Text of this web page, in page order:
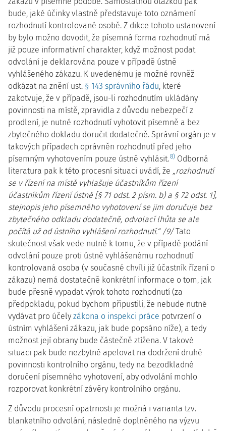
bude, jaké účinky vlastně představuje toto oznámení
rozhodnutí kontrolované osobě. Z dikce tohoto ustanovení
by bylo možno dovodit, že písemná forma rozhodnutí má
již pouze informativní charakter, když možnost podat
odvolání je deklarována pouze v případě ústně
vyhlášeného zákazu. K uvedenému je možné rovněž
odkázat na znění ust. § 143 správního řádu, které
zakotvuje, že v případě, jsou-li rozhodnutím ukládány
povinnosti na místě, zpravidla z důvodu nebezpečí z
prodlení, je nutné rozhodnutí vyhotovit písemně a bez
zbytečného dokladu doručit dodatečně. Správní orgán je v
takových případech oprávněn rozhodnutí před jeho
písemným vyhotovením pouze ústně vyhlásit.8) Odborná
literatura pak k této procesní situaci uvádí, že „rozhodnutí
se v řízení na místě vyhlašuje účastníkům řízení
účastníkům řízení ústně [§ 71 odst. 2 písm. b) a § 72 odst. 1],
stejnopis jeho písemného vyhotovení se jim doručuje bez
zbytečného odkladu dodatečně, odvolací lhůta se ale
počítá už od ústního vyhlášení rozhodnutí.“ /9/Tato
skutečnost však vede nutně k tomu, že v případě podání
odvolání pouze proti ústně vyhlášenému rozhodnutí
kontrolovaná osoba (v současné chvíli již účastník řízení o
zákazu) nemá dostatečně konkrétní informace o tom, jak
bude přesně vypadat výrok tohoto rozhodnutí (za
předpokladu, pokud bychom připustili, že nebude nutné
vydávat pro účely zákona o inspekci práce potvrzení o
ústním vyhlášení zákazu, jak bude popsáno níže), a tedy
možnost její obrany bude částečně ztížena. V takové
situaci pak bude nezbytné apelovat na dodržení druhé
povinnosti kontrolního orgánu, tedy na bezodkladné
doručení písemného vyhotovení, aby odvolání mohlo
rozporovat konkrétní závěry kontrolního orgánu.
Z důvodu procesní opatrnosti je možná i varianta tzv.
blanketního odvolání, následně doplněného na výzvu